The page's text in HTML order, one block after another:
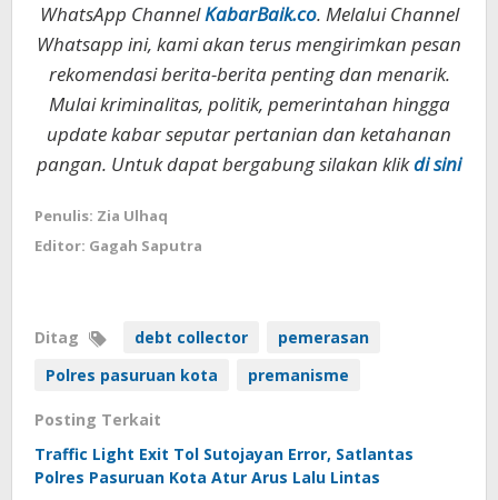
WhatsApp ChannelKabarBaik.co. Melalui Channel
Whatsapp ini, kami akan terus mengirimkan pesan
rekomendasi berita-berita penting dan menarik.
Mulai kriminalitas, politik, pemerintahan hingga
update kabar seputar pertanian dan ketahanan
pangan. Untuk dapat bergabung silakan klikdi sini
Penulis: Zia Ulhaq
Editor: Gagah Saputra
Ditag debt collector
pemerasan
Polres pasuruan kota
premanisme
Posting Terkait
Traffic Light Exit Tol Sutojayan Error, Satlantas
Polres Pasuruan Kota Atur Arus Lalu Lintas